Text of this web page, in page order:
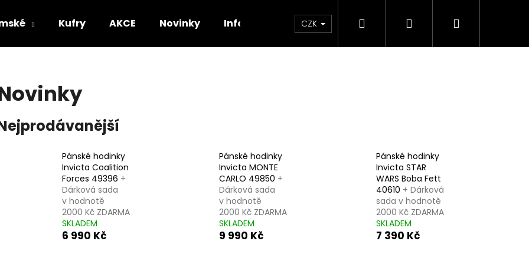
Kufry AKCE Novinky Informace a kontakt
CZK Hledat PřihlášeníNákupní
Pánské hodinky
Invicta Coalition
Forces 49396 +
Dárková sada
v hodnotě
2000 Kč ZDARMA
SKLADEM
6 990 Kč
Pánské hodinky
Invicta MONTE
CARLO 49850 +
Dárková sada
v hodnotě
2000 Kč ZDARMA
SKLADEM
9 990 Kč
Pánské hodinky
Invicta STAR
WARS Boba Fett
40610 + Dárková
sada v hodnotě
2000 Kč ZDARMA
SKLADEM
7 390 Kč
Doporučujeme